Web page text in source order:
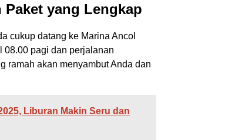
yang Lengkap
cukup datang ke Marina Ancol
08.00 pagi dan perjalanan
ramah akan menyambut Anda dan
Liburan Makin Seru dan